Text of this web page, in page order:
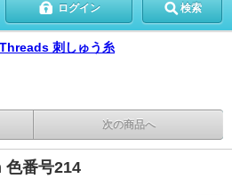
ログイン 検索
Threads 刺しゅう糸
次の商品へ
番号214